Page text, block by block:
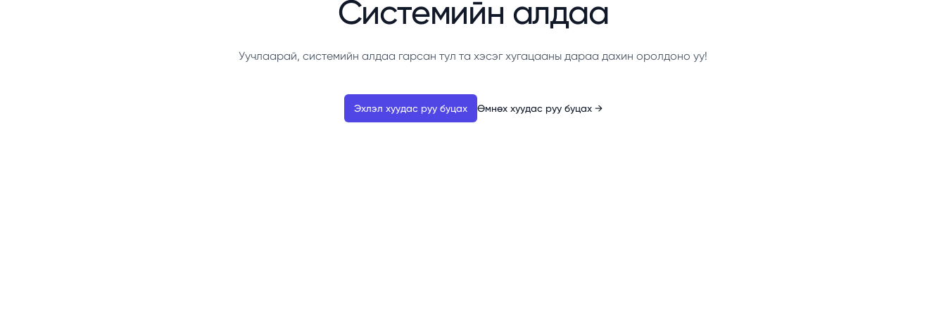
Системийн алдаа
Уучлаарай, системийн алдаа гарсан тул та хэсэг хугацааны дараа дахин оролдоно уу!
Эхлэл хуудас руу буцах Өмнөх хуудас руу буцах →